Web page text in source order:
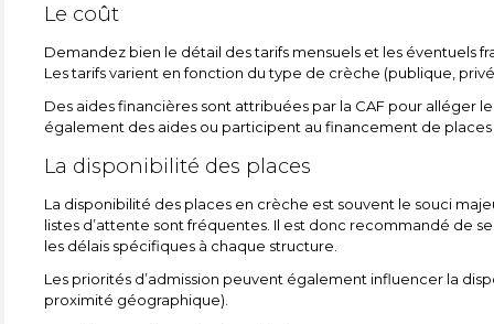
Le coût
Demandez bien le détail des tarifs mensuels et les éventuels
Les tarifs varient en fonction du type de crèche (publique,
Des aides financières sont attribuées par la CAF pour alléger
également des aides ou participent au financement de
La disponibilité des places
La disponibilité des places en crèche est souvent le souci
listes d’attente sont fréquentes. Il est donc recommandé de
les délais spécifiques à chaque structure.
Les priorités d’admission peuvent également influencer la
proximité géographique).